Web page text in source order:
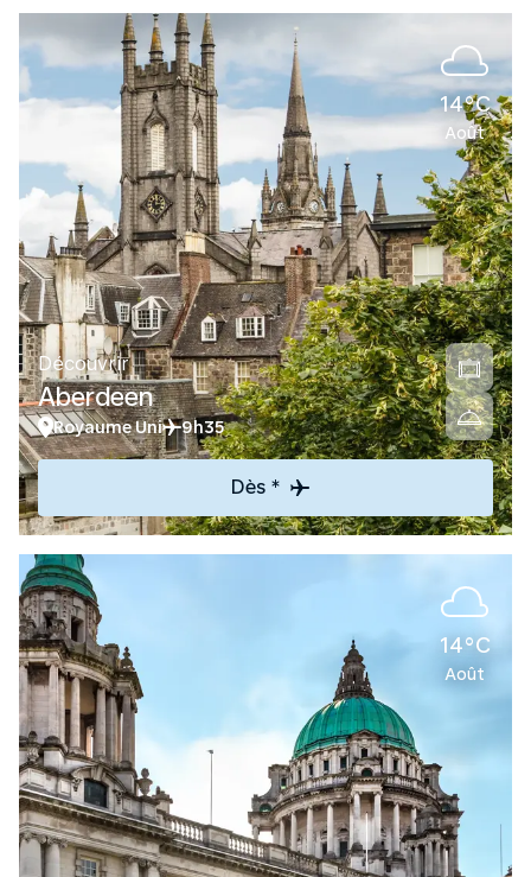
14°C
Août
Découvrir
Aberdeen
Royaume Uni 9h35
Dès *
14°C
Août